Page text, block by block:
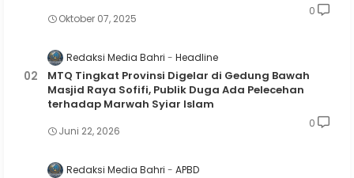
Oktober 07, 2025
0
Redaksi Media Bahri Headline
MTQ Tingkat Provinsi Digelar di Gedung Bawah
Masjid Raya Sofifi, Publik Duga Ada Pelecehan
terhadap Marwah Syiar Islam
Juni 22, 2026
0
Redaksi Media Bahri APBD